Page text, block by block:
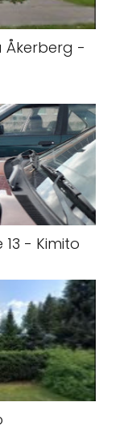
Åkerberg -
13 - Kimito